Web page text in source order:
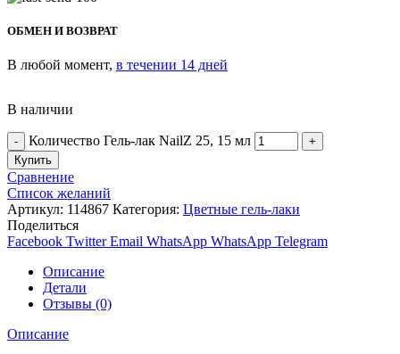
ОБМЕН И ВОЗВРАТ
В любой момент, в течении 14 дней
В наличии
Количество Гель-лак NailZ 25, 15 мл
Купить
Сравнение
Список желаний
Артикул: 114867 Категория: Цветные гель-лаки
Поделиться
Facebook Twitter Email WhatsApp WhatsApp Telegram
Описание
Детали
Отзывы (0)
Описание